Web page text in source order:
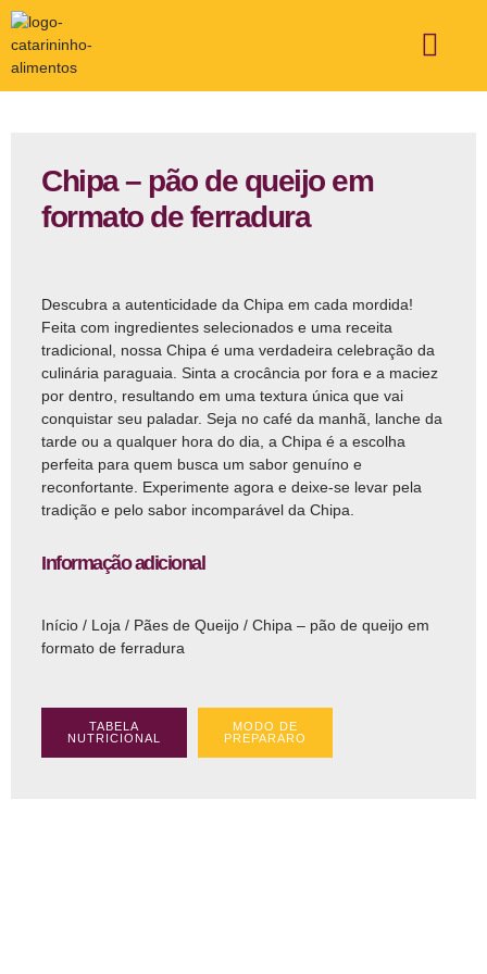
Chipa – pão de queijo em
formato de ferradura
Descubra a autenticidade da Chipa em cada mordida!
Feita com ingredientes selecionados e uma receita
tradicional, nossa Chipa é uma verdadeira celebração da
culinária paraguaia. Sinta a crocância por fora e a maciez
por dentro, resultando em uma textura única que vai
conquistar seu paladar. Seja no café da manhã, lanche da
tarde ou a qualquer hora do dia, a Chipa é a escolha
perfeita para quem busca um sabor genuíno e
reconfortante. Experimente agora e deixe-se levar pela
tradição e pelo sabor incomparável da Chipa.
Informação adicional
Início / Loja / Pães de Queijo / Chipa – pão de queijo em
formato de ferradura
TABELA
NUTRICIONAL
MODO DE
PREPARARO